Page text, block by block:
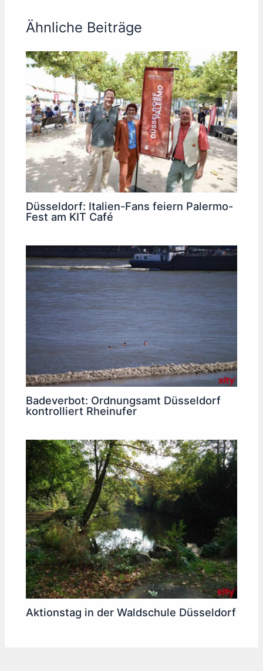
Ähnliche Beiträge
Düsseldorf: Italien-Fans feiern Palermo-
Fest am KIT Café
Badeverbot: Ordnungsamt Düsseldorf
kontrolliert Rheinufer
Aktionstag in der Waldschule Düsseldorf